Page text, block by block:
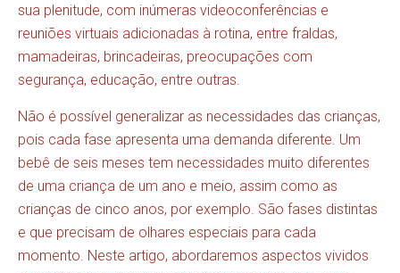
sua plenitude, com inúmeras videoconferências e
reuniões virtuais adicionadas à rotina, entre fraldas,
mamadeiras, brincadeiras, preocupações com
segurança, educação, entre outras.
Não é possível generalizar as necessidades das crianças,
pois cada fase apresenta uma demanda diferente. Um
bebê de seis meses tem necessidades muito diferentes
de uma criança de um ano e meio, assim como as
crianças de cinco anos, por exemplo. São fases distintas
e que precisam de olhares especiais para cada
momento. Neste artigo, abordaremos aspectos vividos